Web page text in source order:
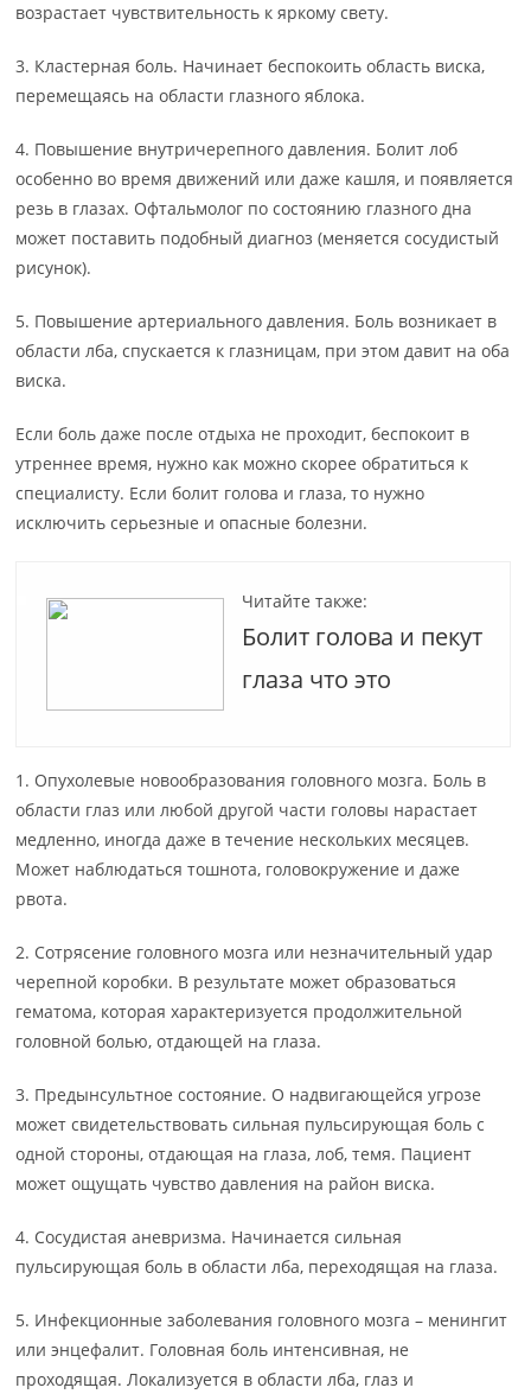
возрастает чувствительность к яркому свету.
3. Кластерная боль. Начинает беспокоить область виска,
перемещаясь на области глазного яблока.
4. Повышение внутричерепного давления. Болит лоб
особенно во время движений или даже кашля, и появляется
резь в глазах. Офтальмолог по состоянию глазного дна
может поставить подобный диагноз (меняется сосудистый
рисунок).
5. Повышение артериального давления. Боль возникает в
области лба, спускается к глазницам, при этом давит на оба
виска.
Если боль даже после отдыха не проходит, беспокоит в
утреннее время, нужно как можно скорее обратиться к
специалисту. Если болит голова и глаза, то нужно
исключить серьезные и опасные болезни.
Читайте также:
Болит голова и пекут
глаза что это
1. Опухолевые новообразования головного мозга. Боль в
области глаз или любой другой части головы нарастает
медленно, иногда даже в течение нескольких месяцев.
Может наблюдаться тошнота, головокружение и даже
рвота.
2. Сотрясение головного мозга или незначительный удар
черепной коробки. В результате может образоваться
гематома, которая характеризуется продолжительной
головной болью, отдающей на глаза.
3. Предынсультное состояние. О надвигающейся угрозе
может свидетельствовать сильная пульсирующая боль с
одной стороны, отдающая на глаза, лоб, темя. Пациент
может ощущать чувство давления на район виска.
4. Сосудистая аневризма. Начинается сильная
пульсирующая боль в области лба, переходящая на глаза.
5. Инфекционные заболевания головного мозга – менингит
или энцефалит. Головная боль интенсивная, не
проходящая. Локализуется в области лба, глаз и